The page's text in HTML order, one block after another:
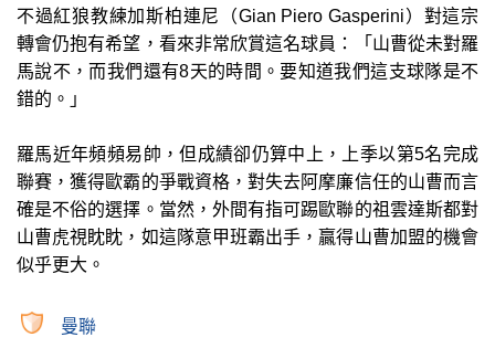
不過紅狼教練加斯柏連尼（Gian Piero Gasperini）對這宗
轉會仍抱有希望，看來非常欣賞這名球員：「山曹從未對羅
馬說不，而我們還有8天的時間。要知道我們這支球隊是不
錯的。」
羅馬近年頻頻易帥，但成績卻仍算中上，上季以第5名完成
聯賽，獲得歐霸的爭戰資格，對失去阿摩廉信任的山曹而言
確是不俗的選擇。當然，外間有指可踢歐聯的祖雲達斯都對
山曹虎視眈眈，如這隊意甲班霸出手，贏得山曹加盟的機會
似乎更大。
曼聯